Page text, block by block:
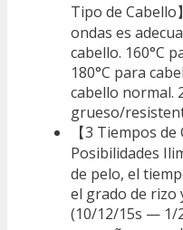
Tipo de
ondas es
cabello. 160°C
180°C para
cabello normal.
grueso/
【3 Tiempos
Posibilidades
de pelo, el
el grado de rizo
(10/12/15s — 1/